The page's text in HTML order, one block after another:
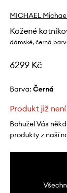
MICHAEL
Kožené
dámské, černá
6299 Kč
Barva: černá
Produkt již
Bohužel Vás
produkty z naší